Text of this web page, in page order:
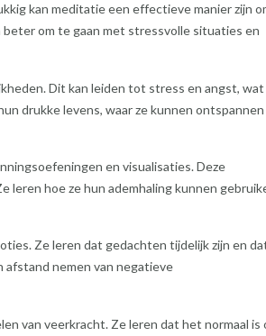
kan meditatie een effectieve manier zijn
om te gaan met stressvolle situaties en
Dit kan leiden tot stress en angst, wat
drukke levens, waar ze kunnen ontspannen
en visualisaties. Deze
leren hoe ze hun ademhaling kunnen
Ze leren dat gedachten tijdelijk zijn en
nemen van negatieve
van veerkracht. Ze leren dat het normaal is